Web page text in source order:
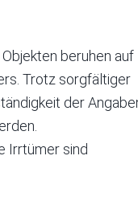
beruhen auf
Trotz sorgfältiger
der
Irrtümer sind